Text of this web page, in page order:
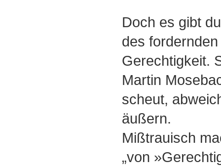
Doch es gibt
des
Gerechtigkeit.
Martin
scheut,
äußern.
Mißtrauisch
„von